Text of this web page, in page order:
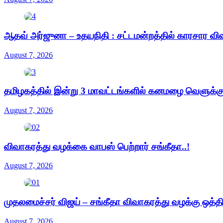
ஆதவ் அர்ஜுனா – உதயநிதி : சட்டமன்றத்தில் காரசார
August 7, 2026
தமிழகத்தில் இன்று 3 மாவட்டங்களில் கனமழை
August 7, 2026
விவாகரத்து வழக்கை வாபஸ் பெற்றார் சங்கீதா..!
August 7, 2026
முதலமைச்சர் விஜய் – சங்கீதா விவாகரத்து வழக்கு
August 7, 2026